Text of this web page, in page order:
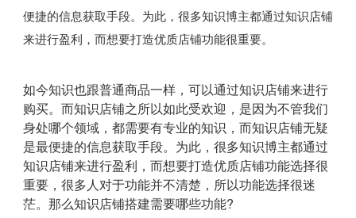
便捷的信息获取手段。为此，很多知识博主都通过知识店铺
来进行盈利，而想要打造优质店铺功能很重要。
如今知识也跟普通商品一样，可以通过知识店铺来进行
购买。而知识店铺之所以如此受欢迎，是因为不管我们
身处哪个领域，都需要有专业的知识，而知识店铺无疑
是最便捷的信息获取手段。为此，很多知识博主都通过
知识店铺来进行盈利，而想要打造优质店铺功能选择很
重要，很多人对于功能并不清楚，所以功能选择很迷
茫。那么知识店铺搭建需要哪些功能?